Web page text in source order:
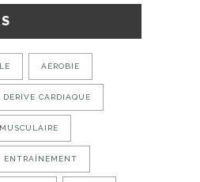
AÉROBIE
DÉRIVE CARDIAQUE
ENTRAÎNEMENT